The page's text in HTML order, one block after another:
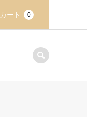
カート 0